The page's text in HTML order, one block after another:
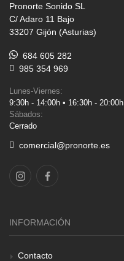
Pronorte Sonido SL
C/ Adaro 11 Bajo
33207 Gijón (Asturias)
684 605 282
985 354 969
Lunes-Viernes:
9:30h - 14:00h • 16:30h - 20:00h
Sábados:
Cerrado
comercial@pronorte.es
INFORMACIÓN
Contacto